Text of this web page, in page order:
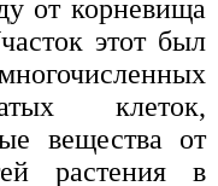
от корневища
этот был
клеток,
вещества от
растения в